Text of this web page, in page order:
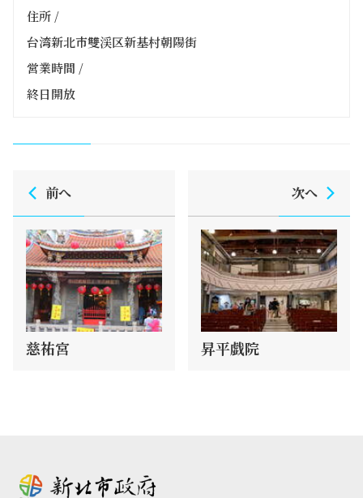
住所 /
台湾新北市雙渓区新基村朝陽街
営業時間 /
終日開放
前へ
慈祐宮
次へ
昇平戯院